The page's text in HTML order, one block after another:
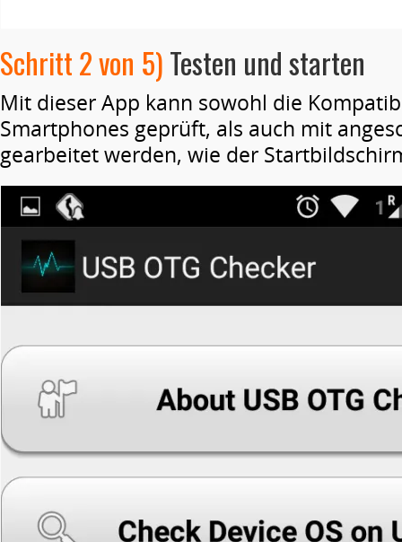
Schritt 2 von 5)Testen und starten
Mit dieser App kann sowohl die
Smartphones geprüft, als auch mit
gearbeitet werden, wie der